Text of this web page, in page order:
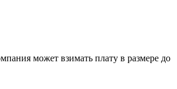
может взимать плату в размере до